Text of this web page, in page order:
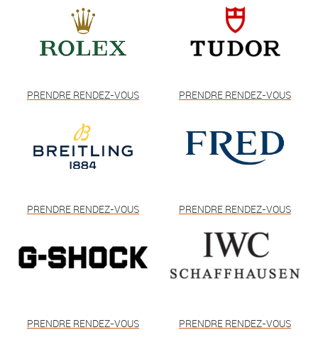
PRENDRE RENDEZ-VOUS PRENDRE RENDEZ-VOUS
PRENDRE RENDEZ-VOUS PRENDRE RENDEZ-VOUS
PRENDRE RENDEZ-VOUS PRENDRE RENDEZ-VOUS